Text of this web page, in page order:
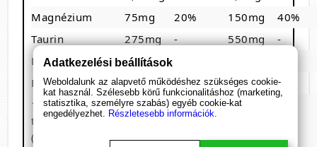
Magnézium
75mg 20% 150mg
40%
Taurin
275mg - 550mg
-
L-tirozin
250mg
Béta-alanin
175mg - 350mg
-
1,3,7-
trimethylxanthine
(koffein)
125mg -
Adatkezelési beállítások
Weboldalunk az alapvető működéshez szükséges cookie-
kat használ. Szélesebb körű funkcionalitáshoz (marketing,
statisztika, személyre szabás) egyéb cookie-kat
engedélyezhet. Részletesebb információk.